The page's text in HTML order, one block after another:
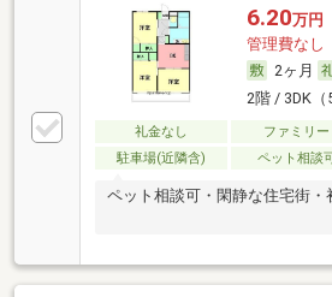
6.20万円
管理費なし
2ヶ月
2階 / 3DK（
礼金なし ファミリー
駐車場(近隣含)
ペット相談
ペット相談可・閑静な住宅街